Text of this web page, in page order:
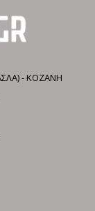
- ΚΟΖΑΝΗ